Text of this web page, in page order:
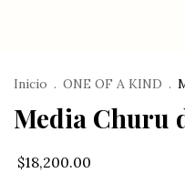
Inicio . ONE OF A KIND .
Media Churu
$18,200.00